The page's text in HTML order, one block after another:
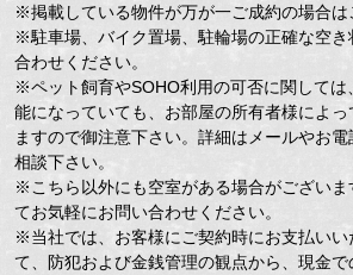
※掲載している物件が万が一ご成約の場合は
※駐車場、バイク置場、駐輪場の正確な空
合わせください。
※ペット飼育やSOHO利用の可否に関しては
能になっていても、お部屋の所有者様によ
ますので御注意下さい。詳細はメールやお
相談下さい。
※こちら以外にも空室がある場合がございま
てお気軽にお問い合わせください。
※当社では、お客様にご契約時にお支払いい
て、防犯および金銭管理の観点から、現金